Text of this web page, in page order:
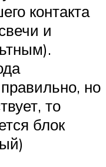
контакта
и
но
то
блок